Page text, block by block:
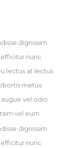
dignissim
nunc
lectus at lectus
metus
vel odio
vel eum
dignissim
nunc